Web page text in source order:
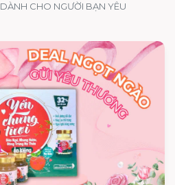
CHO NGƯỜI BẠN YÊU